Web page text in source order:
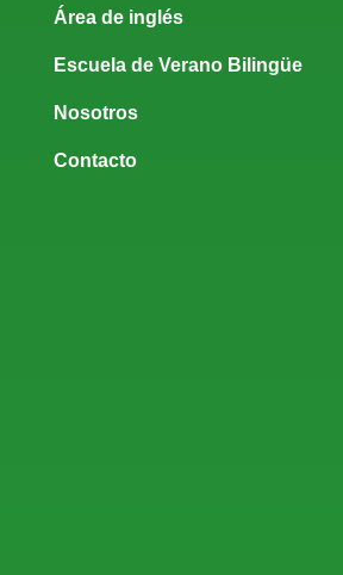
Área de inglés
Escuela de Verano Bilingüe
Nosotros
Contacto